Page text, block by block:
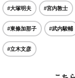
#大塚明夫 #宮内敦士
#東條加那子 #武内駿輔
#立木文彦